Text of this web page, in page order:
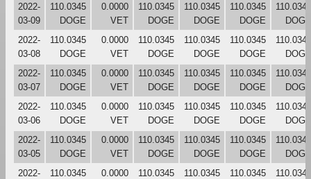
2022-
03-09
110.0345
DOGE
0.0000
VET
110.0345
DOGE
110.0345
DOGE
110.0345
DOGE
110.0345
DOGE
2022-
03-08
110.0345
DOGE
0.0000
VET
110.0345
DOGE
110.0345
DOGE
110.0345
DOGE
110.0345
DOGE
2022-
03-07
110.0345
DOGE
0.0000
VET
110.0345
DOGE
110.0345
DOGE
110.0345
DOGE
110.0345
DOGE
2022-
03-06
110.0345
DOGE
0.0000
VET
110.0345
DOGE
110.0345
DOGE
110.0345
DOGE
110.0345
DOGE
2022-
03-05
110.0345
DOGE
0.0000
VET
110.0345
DOGE
110.0345
DOGE
110.0345
DOGE
110.0345
DOGE
2022-
110.0345
0.0000
110.0345
110.0345
110.0345
110.0345